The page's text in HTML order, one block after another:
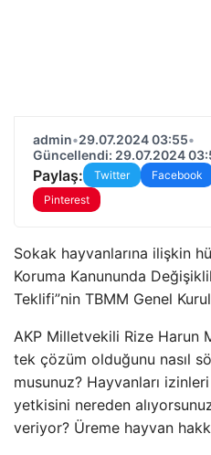
admin•29.07.2024 03:55•
Güncellendi: 29.07.2024
Paylaş: Twitter Facebook
Pinterest
Sokak hayvanlarına ilişkin
Koruma Kanununda
Teklifi”nin TBMM Genel
AKP Milletvekili Rize Harun
tek çözüm olduğunu nasıl
musunuz? Hayvanları
yetkisini nereden
veriyor? Üreme hayvan